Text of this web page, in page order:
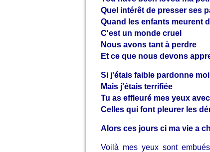
Quel intérêt de presser ses
Quand les enfants meurent
C'est un monde cruel
Nous avons tant à perdre
Et ce que nous devons
Si j'étais faible pardonne moi
Mais j'étais terrifiée
Tu as effleuré mes yeux
Celles qui font pleurer les
Alors ces jours ci ma vie a
Voilà mes yeux sont